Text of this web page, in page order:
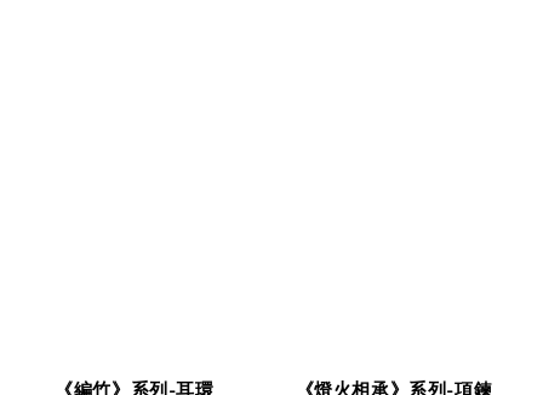
《編竹》系列-耳環 《燈火相承》系列-項鍊